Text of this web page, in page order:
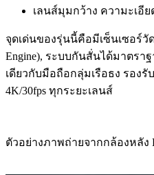
เลนส์มุมกว้าง ความะเอีย
จุดเด่นของรุ่นนี้คือมีเซ็นเซอร์วั
Engine), ระบบกันสั่นได้มาตรา
เดียวกับมือถือกลุ่มเรือธง รอง
4K/30fps ทุกระยะเลนส์
ตัวอย่างภาพถ่ายจากกล้องหลัง